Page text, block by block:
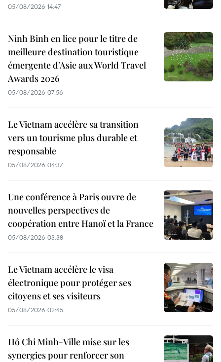
05/08/2026 14:47
Ninh Binh en lice pour le titre de
meilleure destination touristique
émergente d’Asie aux World Travel
Awards 2026
05/08/2026 07:56
Le Vietnam accélère sa transition
vers un tourisme plus durable et
responsable
05/08/2026 04:37
Une conférence à Paris ouvre de
nouvelles perspectives de
coopération entre Hanoï et la France
05/08/2026 03:38
Le Vietnam accélère le visa
électronique pour protéger ses
citoyens et ses visiteurs
05/08/2026 02:45
Hô Chi Minh-Ville mise sur les
synergies pour renforcer son